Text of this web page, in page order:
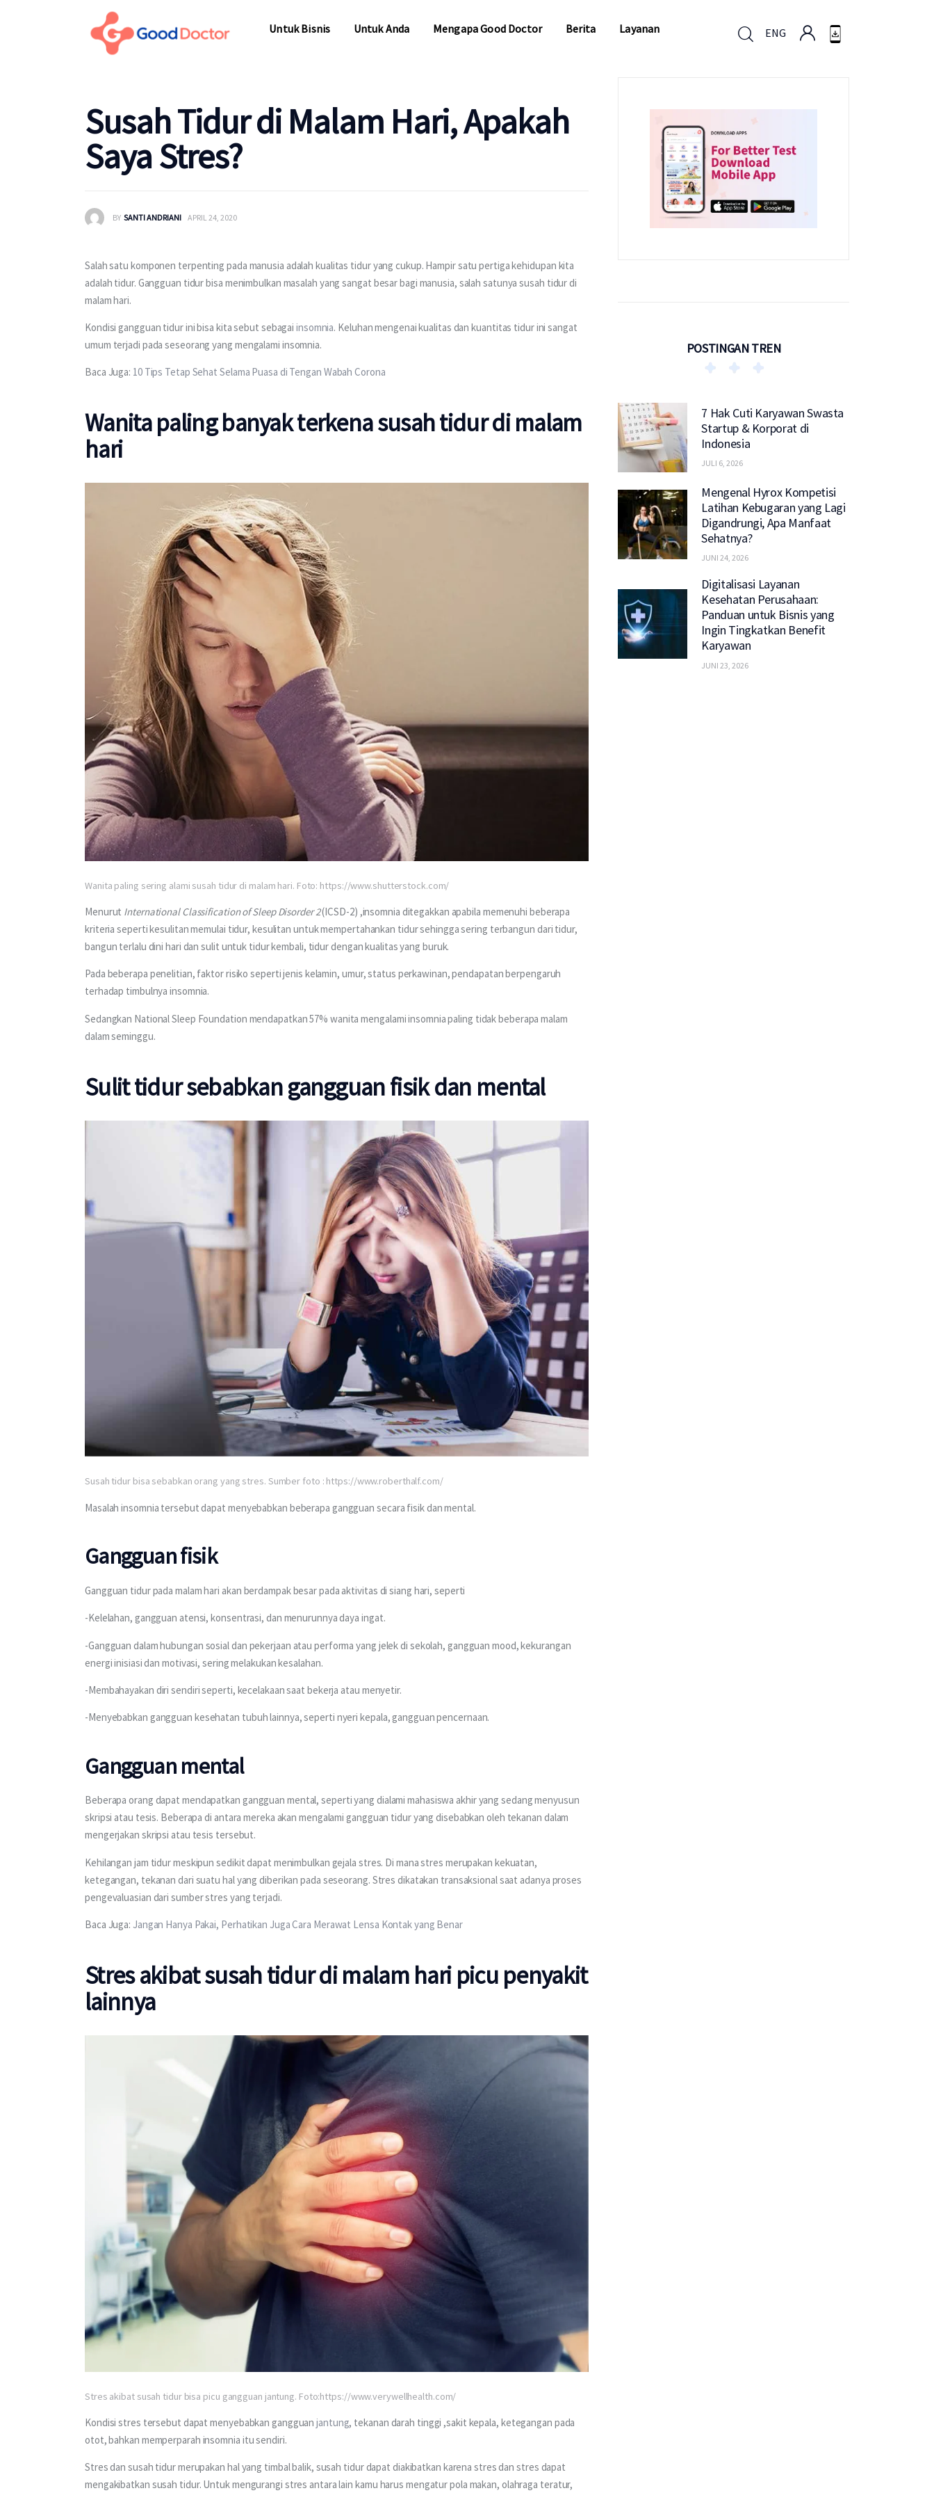
Untuk Bisnis Untuk Anda Mengapa Good Doctor Berita Layanan ENG
Susah Tidur di Malam Hari, Apakah
Saya Stres?
BY SANTI ANDRIANI APRIL 24, 2020
Salah satu komponen terpenting pada manusia adalah kualitas tidur yang cukup. Hampir satu pertiga kehidupan kita
adalah tidur. Gangguan tidur bisa menimbulkan masalah yang sangat besar bagi manusia, salah satunya susah tidur di
malam hari.
Kondisi gangguan tidur ini bisa kita sebut sebagai insomnia. Keluhan mengenai kualitas dan kuantitas tidur ini sangat
umum terjadi pada seseorang yang mengalami insomnia.
Baca Juga: 10 Tips Tetap Sehat Selama Puasa di Tengan Wabah Corona
Wanita paling banyak terkena susah tidur di malam
hari
Wanita paling sering alami susah tidur di malam hari. Foto: https://www.shutterstock.com/
Menurut International Classification of Sleep Disorder 2 (ICSD-2) ,insomnia ditegakkan apabila memenuhi beberapa
kriteria seperti kesulitan memulai tidur, kesulitan untuk mempertahankan tidur sehingga sering terbangun dari tidur,
bangun terlalu dini hari dan sulit untuk tidur kembali, tidur dengan kualitas yang buruk.
Pada beberapa penelitian, faktor risiko seperti jenis kelamin, umur, status perkawinan, pendapatan berpengaruh
terhadap timbulnya insomnia.
Sedangkan National Sleep Foundation mendapatkan 57% wanita mengalami insomnia paling tidak beberapa malam
dalam seminggu.
Sulit tidur sebabkan gangguan fisik dan mental
Susah tidur bisa sebabkan orang yang stres. Sumber foto : https://www.roberthalf.com/
Masalah insomnia tersebut dapat menyebabkan beberapa gangguan secara fisik dan mental.
Gangguan fisik
Gangguan tidur pada malam hari akan berdampak besar pada aktivitas di siang hari, seperti
-Kelelahan, gangguan atensi, konsentrasi, dan menurunnya daya ingat.
-Gangguan dalam hubungan sosial dan pekerjaan atau performa yang jelek di sekolah, gangguan mood, kekurangan
energi inisiasi dan motivasi, sering melakukan kesalahan.
-Membahayakan diri sendiri seperti, kecelakaan saat bekerja atau menyetir.
-Menyebabkan gangguan kesehatan tubuh lainnya, seperti nyeri kepala, gangguan pencernaan.
Gangguan mental
Beberapa orang dapat mendapatkan gangguan mental, seperti yang dialami mahasiswa akhir yang sedang menyusun
skripsi atau tesis. Beberapa di antara mereka akan mengalami gangguan tidur yang disebabkan oleh tekanan dalam
mengerjakan skripsi atau tesis tersebut.
Kehilangan jam tidur meskipun sedikit dapat menimbulkan gejala stres. Di mana stres merupakan kekuatan,
ketegangan, tekanan dari suatu hal yang diberikan pada seseorang. Stres dikatakan transaksional saat adanya proses
pengevaluasian dari sumber stres yang terjadi.
Baca Juga: Jangan Hanya Pakai, Perhatikan Juga Cara Merawat Lensa Kontak yang Benar
Stres akibat susah tidur di malam hari picu penyakit
lainnya
Stres akibat susah tidur bisa picu gangguan jantung. Foto:https://www.verywellhealth.com/
Kondisi stres tersebut dapat menyebabkan gangguan jantung, tekanan darah tinggi ,sakit kepala, ketegangan pada
otot, bahkan memperparah insomnia itu sendiri.
Stres dan susah tidur merupakan hal yang timbal balik, susah tidur dapat diakibatkan karena stres dan stres dapat
mengakibatkan susah tidur. Untuk mengurangi stres antara lain kamu harus mengatur pola makan, olahraga teratur,
POSTINGAN TREN
7 Hak Cuti Karyawan Swasta
Startup & Korporat di
Indonesia
JULI 6, 2026
Mengenal Hyrox Kompetisi
Latihan Kebugaran yang Lagi
Digandrungi, Apa Manfaat
Sehatnya?
JUNI 24, 2026
Digitalisasi Layanan
Kesehatan Perusahaan:
Panduan untuk Bisnis yang
Ingin Tingkatkan Benefit
Karyawan
JUNI 23, 2026